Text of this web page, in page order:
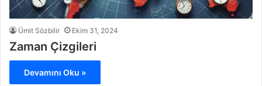
Ümit Sözbilir Ekim 31, 2024
Zaman Çizgileri
Devamını Oku »